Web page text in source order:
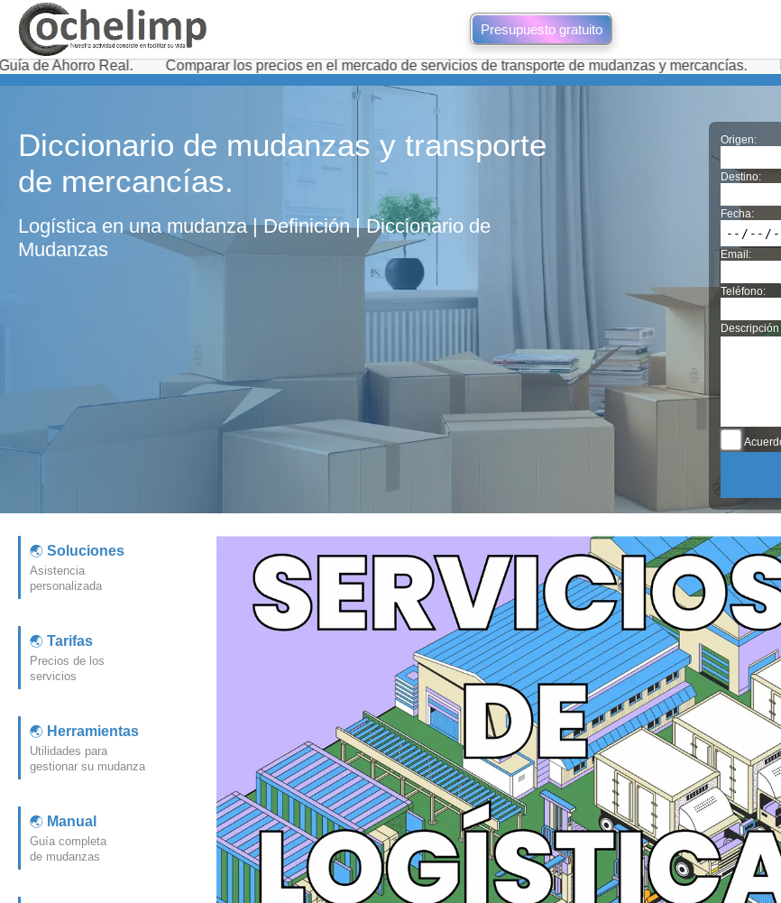
Presupuesto gratuito
Real. Comparar los precios en el mercado de servicios de transporte de mudanzas y mercancías. Novedades
Diccionario de mudanzas y transporte
de mercancías.
Logística en una mudanza | Definición | Diccionario de
Mudanzas
Origen:
Destino:
Fecha:
Email:
Teléfono:
Soluciones
Asistencia
personalizada
Tarifas
Precios de los
servicios
Herramientas
Utilidades para
gestionar su mudanza
Manual
Guía completa
de mudanzas